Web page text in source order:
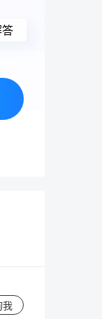
我
面
择
料